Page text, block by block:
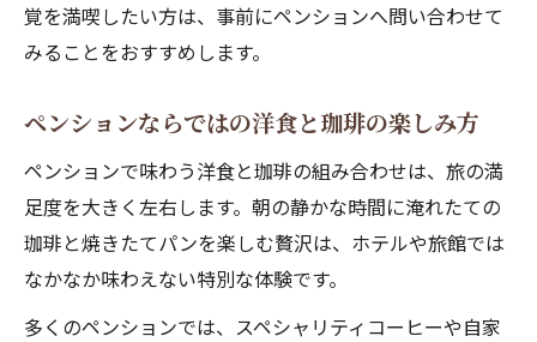
覚を満喫したい方は、事前にペンションへ問い合わせて
みることをおすすめします。
ペンションならではの洋食と珈琲の楽しみ方
ペンションで味わう洋食と珈琲の組み合わせは、旅の満
足度を大きく左右します。朝の静かな時間に淹れたての
珈琲と焼きたてパンを楽しむ贅沢は、ホテルや旅館では
なかなか味わえない特別な体験です。
多くのペンションでは、スペシャリティコーヒーや自家